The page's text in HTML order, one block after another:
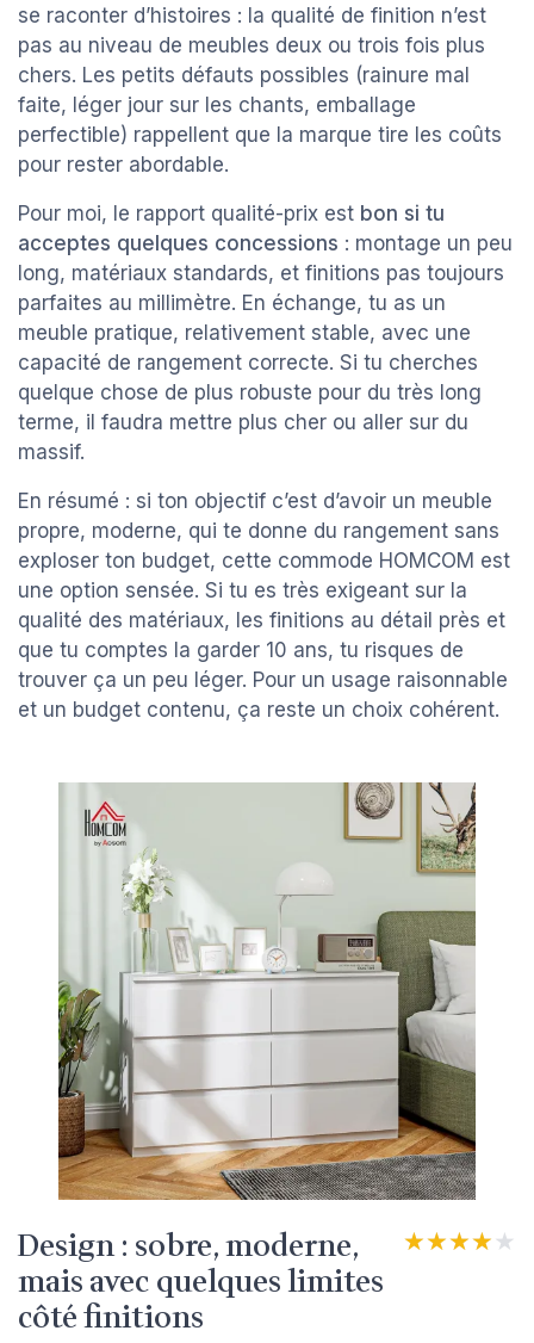
se raconter d’histoires : la qualité de finition n’est
pas au niveau de meubles deux ou trois fois plus
chers. Les petits défauts possibles (rainure mal
faite, léger jour sur les chants, emballage
perfectible) rappellent que la marque tire les coûts
pour rester abordable.
Pour moi, le rapport qualité-prix est bon si tu
acceptes quelques concessions : montage un peu
long, matériaux standards, et finitions pas toujours
parfaites au millimètre. En échange, tu as un
meuble pratique, relativement stable, avec une
capacité de rangement correcte. Si tu cherches
quelque chose de plus robuste pour du très long
terme, il faudra mettre plus cher ou aller sur du
massif.
En résumé : si ton objectif c’est d’avoir un meuble
propre, moderne, qui te donne du rangement sans
exploser ton budget, cette commode HOMCOM est
une option sensée. Si tu es très exigeant sur la
qualité des matériaux, les finitions au détail près et
que tu comptes la garder 10 ans, tu risques de
trouver ça un peu léger. Pour un usage raisonnable
et un budget contenu, ça reste un choix cohérent.
Design : sobre, moderne,
mais avec quelques limites
côté finitions
★★★★★
★★★★★